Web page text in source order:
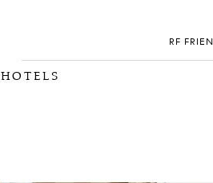
ROCCO FORTE HOTELS
RF